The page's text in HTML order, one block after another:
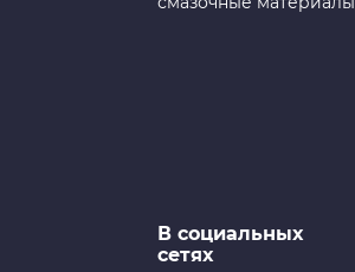
В социальных
сетях